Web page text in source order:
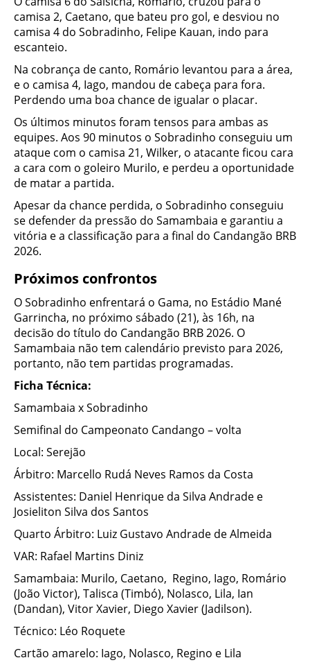
camisa 2, Caetano, que bateu pro gol, e desviou no
camisa 4 do Sobradinho, Felipe Kauan, indo para
escanteio.
Na cobrança de canto, Romário levantou para a área,
e o camisa 4, Iago, mandou de cabeça para fora.
Perdendo uma boa chance de igualar o placar.
Os últimos minutos foram tensos para ambas as
equipes. Aos 90 minutos o Sobradinho conseguiu um
ataque com o camisa 21, Wilker, o atacante ficou cara
a cara com o goleiro Murilo, e perdeu a oportunidade
de matar a partida.
Apesar da chance perdida, o Sobradinho conseguiu
se defender da pressão do Samambaia e garantiu a
vitória e a classificação para a final do Candangão BRB
2026.
Próximos confrontos
O Sobradinho enfrentará o Gama, no Estádio Mané
Garrincha, no próximo sábado (21), às 16h, na
decisão do título do Candangão BRB 2026. O
Samambaia não tem calendário previsto para 2026,
portanto, não tem partidas programadas.
Ficha Técnica:
Samambaia x Sobradinho
Semifinal do Campeonato Candango – volta
Local: Serejão
Árbitro: Marcello Rudá Neves Ramos da Costa
Assistentes: Daniel Henrique da Silva Andrade e
Josieliton Silva dos Santos
Quarto Árbitro: Luiz Gustavo Andrade de Almeida
VAR: Rafael Martins Diniz
Samambaia: Murilo, Caetano, Regino, Iago, Romário
(João Victor), Talisca (Timbó), Nolasco, Lila, Ian
(Dandan), Vitor Xavier, Diego Xavier (Jadilson).
Técnico: Léo Roquete
Cartão amarelo: Iago, Nolasco, Regino e Lila